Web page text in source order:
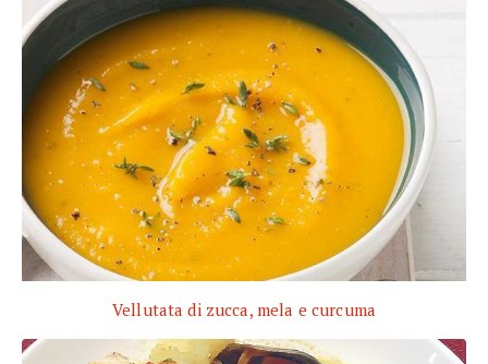
Vellutata di zucca, mela e curcuma